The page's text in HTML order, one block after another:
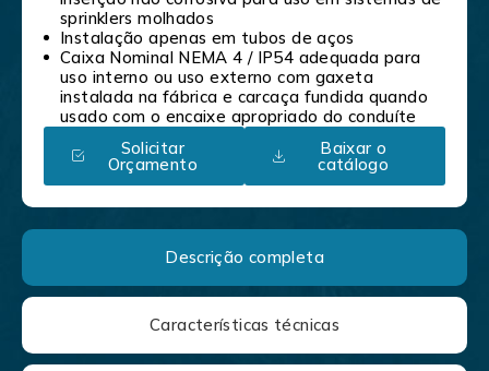
sprinklers molhados
Instalação apenas em tubos de aços
Caixa Nominal NEMA 4 / IP54 adequada para
uso interno ou uso externo com gaxeta
instalada na fábrica e carcaça fundida quando
usado com o encaixe apropriado do conduíte
Solicitar
Orçamento
Baixar o
catálogo
Descrição completa
Características técnicas